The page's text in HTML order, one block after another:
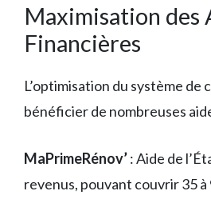
Maximisation des
Financières
L’optimisation du système de
bénéficier de nombreuses
MaPrimeRénov’: Aide de
revenus, pouvant couvrir 35 à